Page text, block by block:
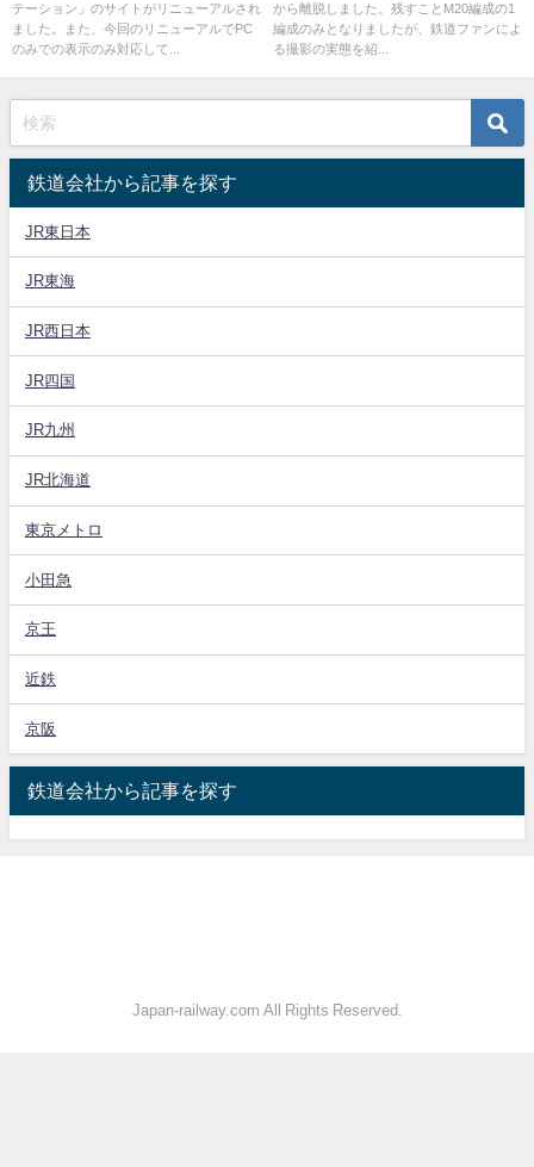
応
テーション」のサイトがリニューアルされ
ました。また、今回のリニューアルでPC
のみでの表示のみ対応して...
から離脱しました。残すことM20編成の1
編成のみとなりましたが、鉄道ファンによ
る撮影の実態を紹...
鉄道会社から記事を探す
JR東日本
JR東海
JR西日本
JR四国
JR九州
JR北海道
東京メトロ
小田急
京王
近鉄
京阪
鉄道会社から記事を探す
Japan-railway.com All Rights Reserved.